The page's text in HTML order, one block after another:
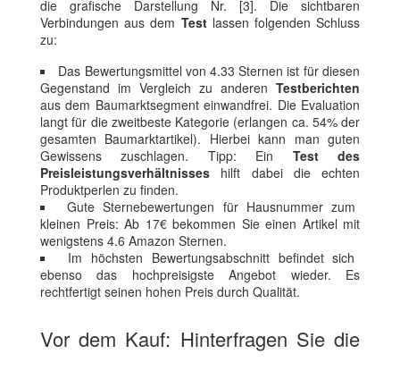
die grafische Darstellung Nr. [3]. Die sichtbaren
Verbindungen aus dem Testlassen folgenden Schluss
zu:
Das Bewertungsmittel von 4.33 Sternen ist für diesen
Gegenstand im Vergleich zu anderen Testberichten
aus dem Baumarktsegment einwandfrei. Die Evaluation
langt für die zweitbeste Kategorie (erlangen ca. 54% der
gesamten Baumarktartikel). Hierbei kann man guten
Gewissens zuschlagen. Tipp: Ein Test des
Preisleistungsverhältnisses hilft dabei die echten
Produktperlen zu finden.
Gute Sternebewertungen für Hausnummer zum
kleinen Preis: Ab 17€ bekommen Sie einen Artikel mit
wenigstens 4.6 Amazon Sternen.
Im höchsten Bewertungsabschnitt befindet sich
ebenso das hochpreisigste Angebot wieder. Es
rechtfertigt seinen hohen Preis durch Qualität.
Vor dem Kauf: Hinterfragen Sie die